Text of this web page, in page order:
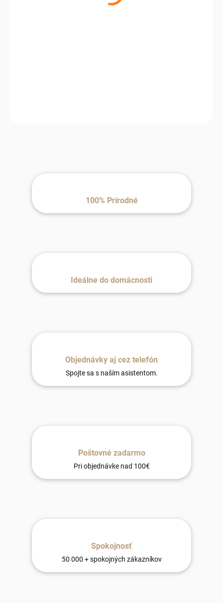
100% Prírodné
Ideálne do domácnosti
Objednávky aj cez telefón
Spojte sa s naším asistentom.
Poštovné zadarmo
Pri objednávke nad 100€
Spokojnosť
50 000 + spokojných zákazníkov